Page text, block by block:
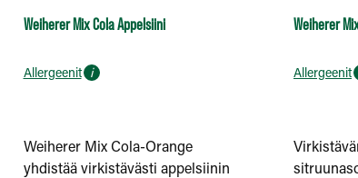
Weiherer Mix Cola Appelsiini
Allergeenit i
Weiherer Mix Cola-Orange
yhdistää virkistävästi appelsiinin
Weiherer
Allergeenit